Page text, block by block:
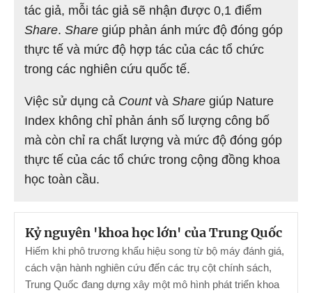
tác giả, mỗi tác giả sẽ nhận được 0,1 điểm
Share. Share giúp phản ánh mức độ đóng góp
thực tế và mức độ hợp tác của các tổ chức
trong các nghiên cứu quốc tế.
Việc sử dụng cả Count và Share giúp Nature
Index không chỉ phản ánh số lượng công bố
mà còn chỉ ra chất lượng và mức độ đóng góp
thực tế của các tổ chức trong cộng đồng khoa
học toàn cầu.
Kỷ nguyên 'khoa học lớn' của Trung Quốc
Hiếm khi phô trương khẩu hiệu song từ bộ máy đánh giá,
cách vận hành nghiên cứu đến các trụ cột chính sách,
Trung Quốc đang dựng xây một mô hình phát triển khoa